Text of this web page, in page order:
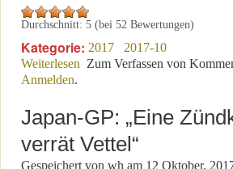
Durchschnitt: 5 (bei 52 Bewertungen)
Kategorie: 2017
2017-10
Weiterlesen über Oktober 2017:
Zum Verfassen von
Anmelden.
Japan-GP: „Eine
verrät Vettel“
Gespeichert von wh am 12 Oktober,